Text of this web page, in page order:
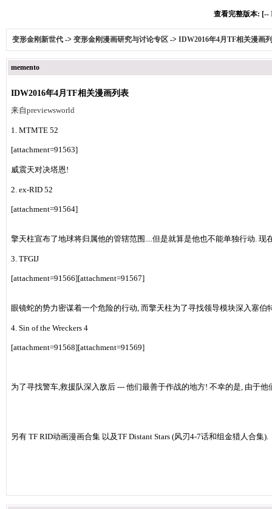
查看完整版本: [--
变形金刚新世代 -> 变形金刚漫画研究与讨论专区 -> IDW2016年4月TF相关漫画
memento
IDW2016年4月TF相关漫画列表
来自previewsworld
1. MTMTE 52
[attachment=91563]
威震天对决塔恩!
2. ex-RID 52
[attachment=91564]
擎天柱宣布了地球将归属他的管辖范围....但是就算是他也不能单独行动.
3. TFGIJ
[attachment=91566][attachment=91567]
眼镜蛇的势力密谋着一个危险的行动, 而擎天柱为了寻找领导模块深入塞伯
4. Sin of the Wreckers 4
[attachment=91568][attachment=91569]
为了寻找警车,救援队深入敌后 --- 他们最善于作战的地方! 不幸的是, 由于
另有 TF RID动画漫画合集 以及TF Distant Stars (风刃4-7话和组金猎人合集).